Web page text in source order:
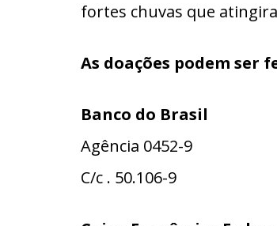
fortes chuvas que
As doações podem ser
Banco do Brasil
Agência 0452-9
C/c . 50.106-9